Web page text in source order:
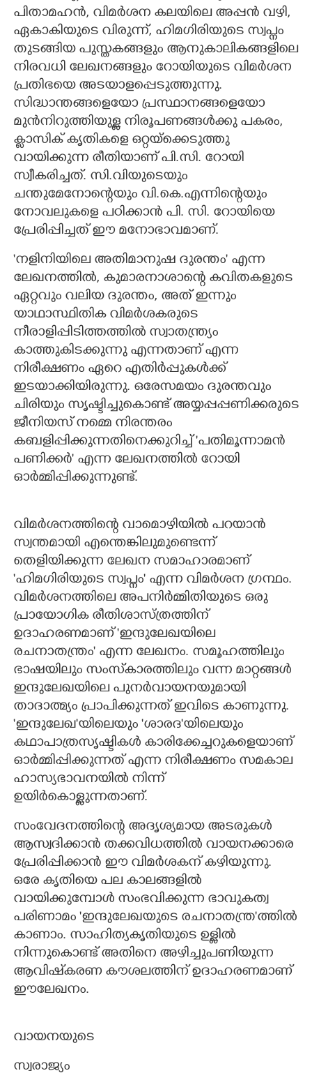
പിതാമഹൻ, വിമർശന കലയിലെ അപ്പൻ വഴി,
ഏകാകിയുടെ വിരുന്ന്, ഹിമഗിരിയുടെ സ്വപ്നം
തുടങ്ങിയ പുസ്തകങ്ങളും ആനുകാലികങ്ങളിലെ
നിരവധി ലേഖനങ്ങളും റോയിയുടെ വിമർശന
പ്രതിഭയെ അടയാളപ്പെടുത്തുന്നു.
സിദ്ധാന്തങ്ങളെയോ പ്രസ്ഥാനങ്ങളെയോ
മുൻനിറുത്തിയുള്ള നിരൂപണങ്ങൾക്കു പകരം,
ക്ലാസിക് കൃതികളെ ഒറ്റയ്ക്കെടുത്തു
വായിക്കുന്ന രീതിയാണ് പി.സി. റോയി
സ്വീകരിച്ചത്. സി.വിയുടെയും
ചന്തുമേനോന്റെയും വി.കെ.എന്നിന്റെയും
നോവലുകളെ പഠിക്കാൻ പി. സി. റോയിയെ
പ്രേരിപ്പിച്ചത് ഈ മനോഭാവമാണ്.
'നളിനിയിലെ അതിമാനുഷ ദുരന്തം" എന്ന
ലേഖനത്തിൽ, കുമാരനാശാന്റെ കവിതകളുടെ
ഏറ്റവും വലിയ ദുരന്തം,​ അത് ഇന്നും
യാഥാസ്ഥിതിക വിമർശകരുടെ
നീരാളിപ്പിടിത്തത്തിൽ സ്വാതന്ത്ര്യം
കാത്തുകിടക്കുന്നു എന്നതാണ് എന്ന
നിരീക്ഷണം ഏറെ എതിർപ്പുകൾക്ക്
ഇടയാക്കിയിരുന്നു. ഒരേസമയം ദുരന്തവും
ചിരിയും സൃഷ്ടിച്ചുകൊണ്ട് അയ്യപ്പപ്പണിക്കരുടെ
ജീനിയസ് നമ്മെ നിരന്തരം
കബളിപ്പിക്കുന്നതിനെക്കുറിച്ച് 'പതിമൂന്നാമൻ
പണിക്കർ" എന്ന ലേഖനത്തിൽ റോയി
ഓർമ്മിപ്പിക്കുന്നുണ്ട്.
വിമർശനത്തിന്റെ വാമൊഴിയിൽ പറയാൻ
സ്വന്തമായി എന്തെങ്കിലുമുണ്ടെന്ന്
തെളിയിക്കുന്ന ലേഖന സമാഹാരമാണ്
'ഹിമഗിരിയുടെ സ്വപ്നം" എന്ന വിമർശന ഗ്രന്ഥം.
വിമർശനത്തിലെ അപനിർമ്മിതിയുടെ ഒരു
പ്രായോഗിക രീതിശാസ്ത്രത്തിന്
ഉദാഹരണമാണ് 'ഇന്ദുലേഖയിലെ
രചനാതന്ത്രം" എന്ന ലേഖനം. സമൂഹത്തിലും
ഭാഷയിലും സംസ്‌കാരത്തിലും വന്ന മാറ്റങ്ങൾ
ഇന്ദുലേഖയിലെ പുനർവായനയുമായി
താദാത്മ്യം പ്രാപിക്കുന്നത് ഇവിടെ കാണുന്നു.
'ഇന്ദുലേഖ"യിലെയും 'ശാരദ"യിലെയും
കഥാപാത്രസൃഷ്ടികൾ കാരിക്കേച്ചറുകളെയാണ്
ഓർമ്മിപ്പിക്കുന്നത് എന്ന നിരീക്ഷണം സമകാല
ഹാസ്യഭാവനയിൽ നിന്ന്
ഉയിർകൊള്ളുന്നതാണ്.
സംവേദനത്തിന്റെ അദൃശ്യമായ അടരുകൾ
ആസ്വദിക്കാൻ തക്കവിധത്തിൽ വായനക്കാരെ
പ്രേരിപ്പിക്കാൻ ഈ വിമർശകന് കഴിയുന്നു.
ഒരേ കൃതിയെ പല കാലങ്ങളിൽ
വായിക്കുമ്പോൾ സംഭവിക്കുന്ന ഭാവുകത്വ
പരിണാമം 'ഇന്ദുലേഖയുടെ രചനാതന്ത്ര"ത്തിൽ
കാണാം. സാഹിത്യകൃതിയുടെ ഉള്ളിൽ
നിന്നുകൊണ്ട് അതിനെ അഴിച്ചുപണിയുന്ന
ആവിഷ്‌കരണ കൗശലത്തിന് ഉദാഹരണമാണ്
ഈലേഖനം.
വായനയുടെ
സ്വരാജ്യം